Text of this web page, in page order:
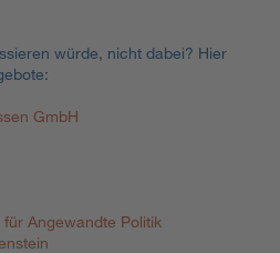
würde, nicht dabei? Hier
GmbH
Angewandte Politik